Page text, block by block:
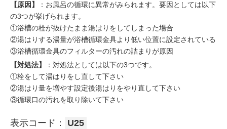
【原因】
：お風呂の循環に異常がみられます。要因としては以下
の3つが挙げられます。
①浴槽の栓が抜けたまま湯はりをしてしまった場合
②湯はりする湯量が浴槽循環金具より低い位置に設定されている
③浴槽循環金具のフィルターの汚れの詰まりが原因
【対処法】
：対処法としては以下の3つです。
①栓をして湯はりをし直して下さい
②湯はり量を増やす設定後湯はりをやり直して下さい
③循環口の汚れを取り除いて下さい
表示コード： U25